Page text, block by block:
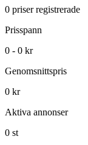
0 priser registrerade
Prisspann
0 - 0 kr
Genomsnittspris
0 kr
Aktiva annonser
0 st